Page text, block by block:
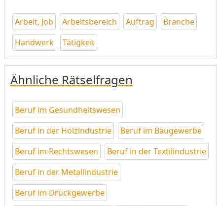
Arbeit, Job Arbeitsbereich Auftrag
Branche
Handwerk
Tätigkeit
Ähnliche Rätselfragen
Beruf im Gesundheitswesen
Beruf in der Holzindustrie
Beruf im Baugewerbe
Beruf im Rechtswesen
Beruf in der Textilindustrie
Beruf in der Metallindustrie
Beruf im Druckgewerbe